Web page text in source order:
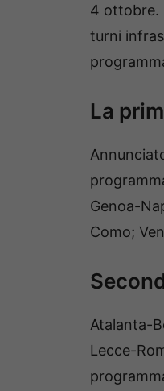
4 ottobre.
turni
La
Genoa-
Como;
Atalanta-
Lecce-